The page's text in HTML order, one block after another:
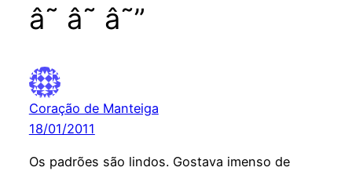
â˜ â˜ â˜”
Coração de Manteiga
18/01/2011
Os padrões são lindos. Gostava imenso de